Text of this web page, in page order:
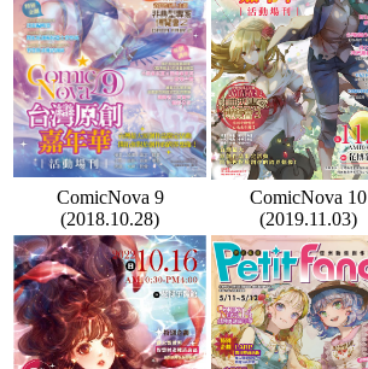
ComicNova 9
(2018.10.28)
ComicNova 10
(2019.11.03)